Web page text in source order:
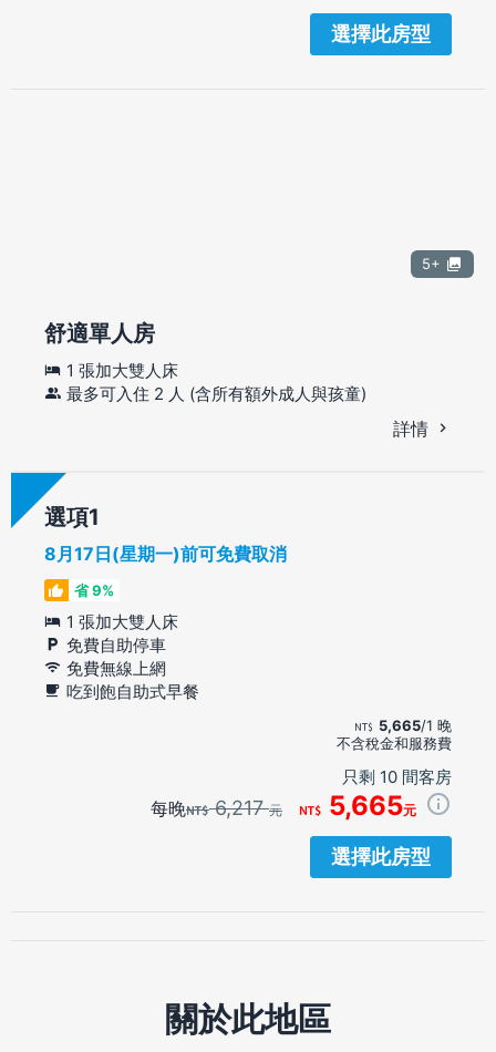
選擇此房型
5+
舒適單人房
1 張加大雙人床
最多可入住 2 人 (含所有額外成人與孩童)
詳情
選項
8月17日(星期一)前可免費取消
省 9%
1 張加大雙人床
免費自助停車
免費無線上網
吃到飽自助式早餐
5,665/1 晚
不含稅金和服務費
只剩 10 間客房
每晚 6,217元 5,665元
選擇此房型
關於此地區